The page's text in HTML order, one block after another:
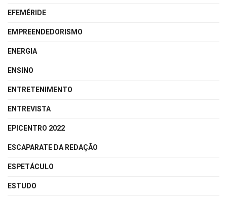
EFEMÉRIDE
EMPREENDEDORISMO
ENERGIA
ENSINO
ENTRETENIMENTO
ENTREVISTA
EPICENTRO 2022
ESCAPARATE DA REDAÇÃO
ESPETÁCULO
ESTUDO